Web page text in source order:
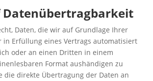
Daten­übertrag­barkeit
Daten, die wir auf Grundlage Ihrer
in Erfüllung eines Vertrags automatisiert
oder an einen Dritten in einem
Format aushändigen zu
die direkte Übertragung der Daten an